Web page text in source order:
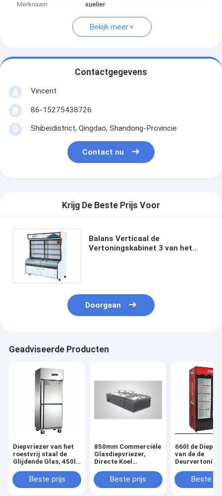
Merknaam
xuelier
Bekijk meer
Contactgegevens
Vincent
86-15275438726
Shibeidistrict, Qingdao, Shandong-Provincie
Contact nu
Krijg De Beste Prijs Voor
Balans Verticaal de
Vertoningskabinet 3 van het
Doorgaan
Geadviseerde Producten
Diepvriezer van het
roestvrij staal de
Glijdende Glas, 450l-
Roestvrij staal de
Glijdende Glas,
Beste prijs
850mm Commerciële
Glasdiepvriezer,
Directe Koel
Glasdiepvriezer van
CEI
Beste prijs
660l de
van de de
Deurvertoning
2000mm de
Beste